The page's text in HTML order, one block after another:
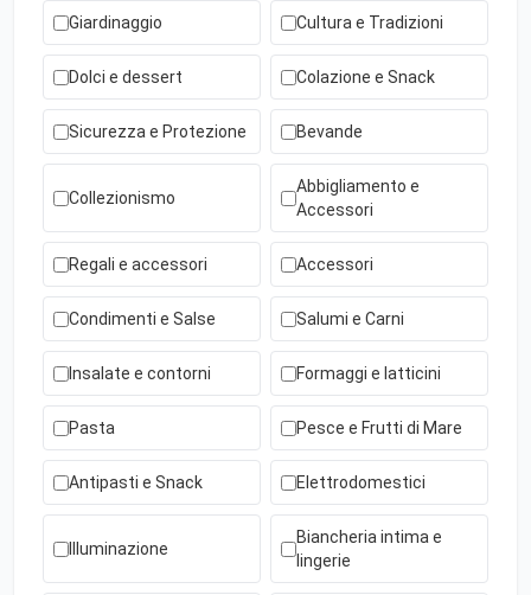
Giardinaggio Cultura e Tradizioni
Dolci e dessert Colazione e Snack
Sicurezza e Protezione Bevande
Collezionismo
Abbigliamento e
Accessori
Regali e accessori Accessori
Condimenti e Salse Salumi e Carni
Insalate e contorni Formaggi e latticini
Pasta Pesce e Frutti di Mare
Antipasti e Snack Elettrodomestici
Illuminazione
Biancheria intima e
lingerie